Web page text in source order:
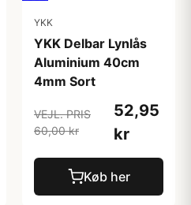
YKK
YKK Delbar Lynlås
Aluminium 40cm
4mm Sort
VEJL. PRIS
60,00 kr
52,95
kr
Køb her